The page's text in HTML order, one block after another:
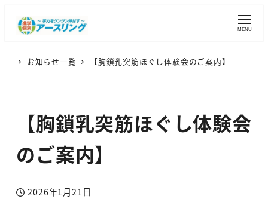
MENU
お知らせ一覧 【胸鎖乳突筋ほぐし体験会のご案内】
【胸鎖乳突筋ほぐし体験会
のご案内】
投稿日
2026年1月21日